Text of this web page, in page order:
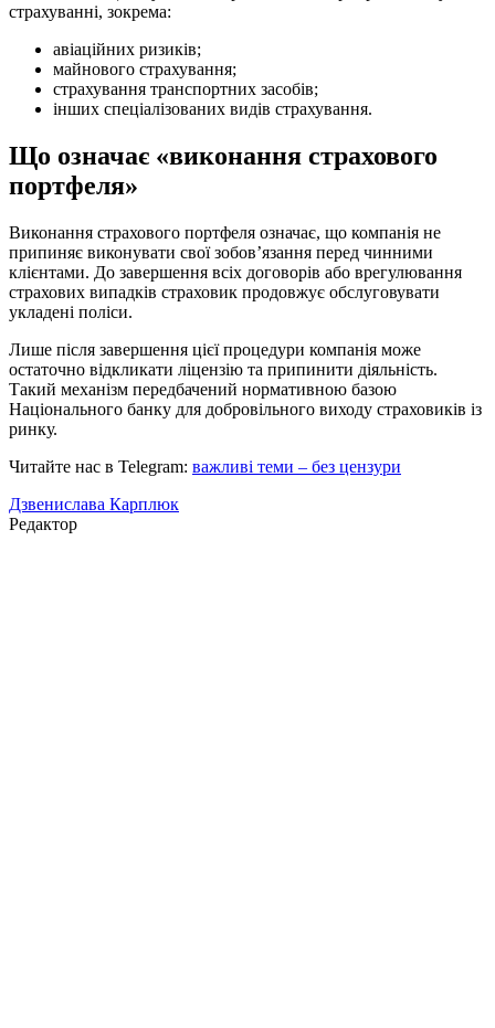
страхуванні, зокрема:
авіаційних ризиків;
майнового страхування;
страхування транспортних засобів;
інших спеціалізованих видів страхування.
Що означає «виконання страхового
портфеля»
Виконання страхового портфеля означає, що компанія не
припиняє виконувати свої зобов’язання перед чинними
клієнтами. До завершення всіх договорів або врегулювання
страхових випадків страховик продовжує обслуговувати
укладені поліси.
Лише після завершення цієї процедури компанія може
остаточно відкликати ліцензію та припинити діяльність.
Такий механізм передбачений нормативною базою
Національного банку для добровільного виходу страховиків із
ринку.
Читайте нас в Telegram: важливі теми – без цензури
Дзвенислава Карплюк
Редактор